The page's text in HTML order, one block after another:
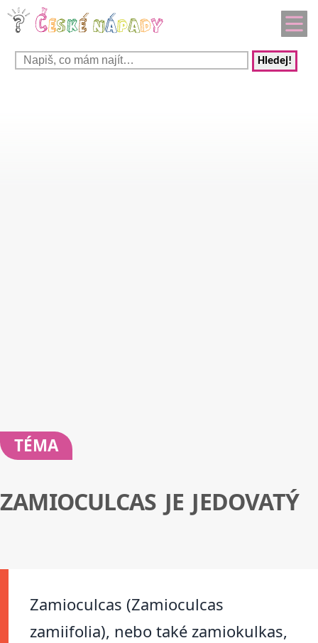
Hledej!
TÉMA
ZAMIOCULCAS JE JEDOVATÝ
Zamioculcas (Zamioculcas
zamiifolia), nebo také zamiokulkas,